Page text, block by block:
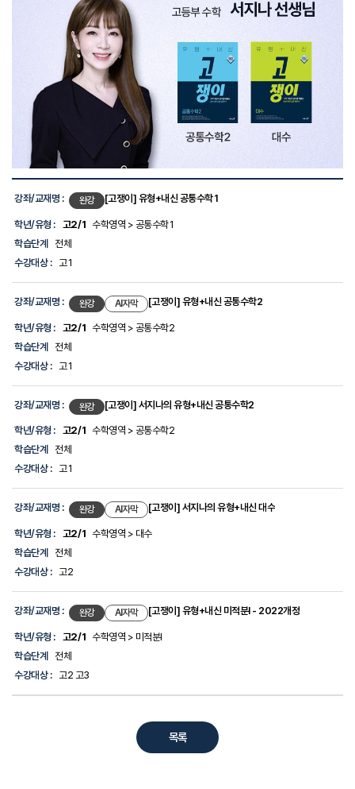
좌
록
선
생
강
좌/
재
학
년/
형,
학
단
수
강
상
에
대
한
보
를
제
공
합
니
다.
강좌/교재명 : 완강 [고쟁이] 유형+내신 공통수학1
학년/유형 : 고2/1 수학영역 > 공통수학1
학습단계
전체
수강대상 :
고1
강좌/교재명 : 완강 AI자막 [고쟁이] 유형+내신 공통수학2
학년/유형 : 고2/1 수학영역 > 공통수학2
학습단계
전체
수강대상 :
고1
강좌/교재명 : 완강 [고쟁이] 서지나의 유형+내신 공통수학2
학년/유형 : 고2/1 수학영역 > 공통수학2
학습단계
전체
수강대상 : 고1
강좌/교재명 : 완강 AI자막 [고쟁이] 서지나의 유형+내신 대수
학년/유형 : 고2/1 수학영역 > 대수
학습단계
전체
수강대상 : 고2
강좌/교재명 : 완강 AI자막 [고쟁이] 유형+내신 미적분I - 2022개정
학년/유형 : 고2/1 수학영역 > 미적분I
학습단계
전체
수강대상 :
고2 고3
목록